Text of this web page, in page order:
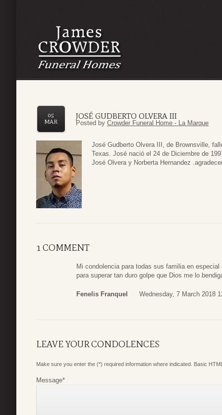
JOSÉ GUDBERTO OLVERA III
05
MAR
Posted by Crowder Funeral Home - La Marque
José Gudberto Olvera III, de Brownsville,
Texas. José nació el 24 de Diciembre de
José Olvera y Norberta Hernandez
1 COMMENT
Mi condolencia para todas sus familia en
para superar tan duro golpe que Dios me lo
Fenelis Franquel Wednesday, 7 March 2018
LEAVE YOUR CONDOLENCES
Make sure you enter the (*) required information where indicated. Basic
Message*